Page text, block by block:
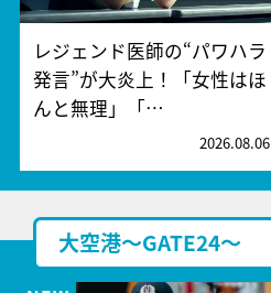
レジェンド医師の“パワハラ
発言”が大炎上！「女性はほ
んと無理」「…
2026.08.06
大空港～GATE24～